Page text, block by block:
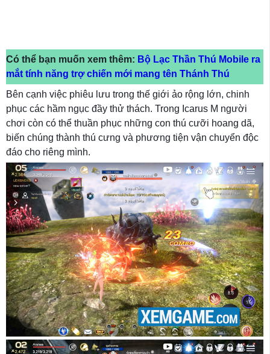
Có thể bạn muốn xem thêm: Bộ Lạc Thần Thú Mobile ra
mắt tính năng trợ chiến mới mang tên Thánh Thú
Bên cạnh việc phiêu lưu trong thế giới ảo rộng lớn, chinh
phục các hầm ngục đầy thử thách. Trong Icarus M người
chơi còn có thể thuần phục những con thú cưỡi hoang dã,
biến chúng thành thú cưng và phương tiện vận chuyển độc
đáo cho riêng mình.